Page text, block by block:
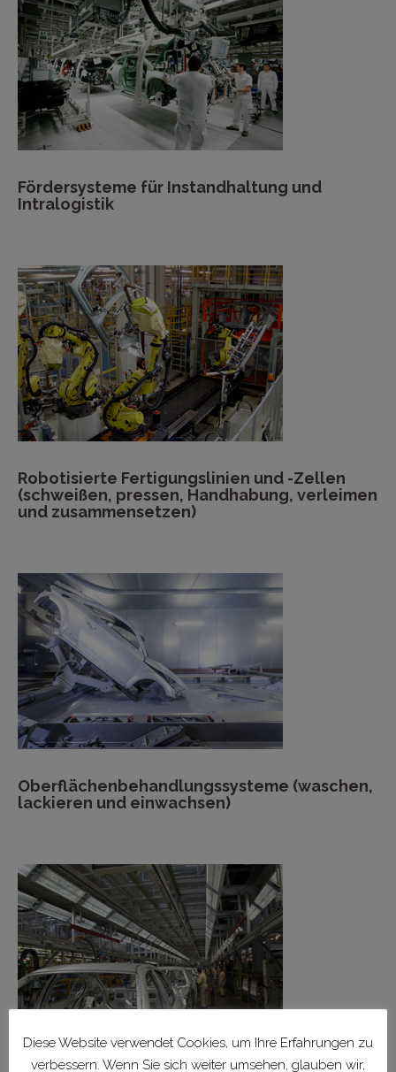
Fördersysteme für Instandhaltung und
Intralogistik
Robotisierte Fertigungslinien und -Zellen
(schweißen, pressen, Handhabung, verleimen
und zusammensetzen)
Oberflächenbehandlungssysteme (waschen,
lackieren und einwachsen)
Diese Website verwendet Cookies, um Ihre Erfahrungen zu
verbessern. Wenn Sie sich weiter umsehen, glauben wir,